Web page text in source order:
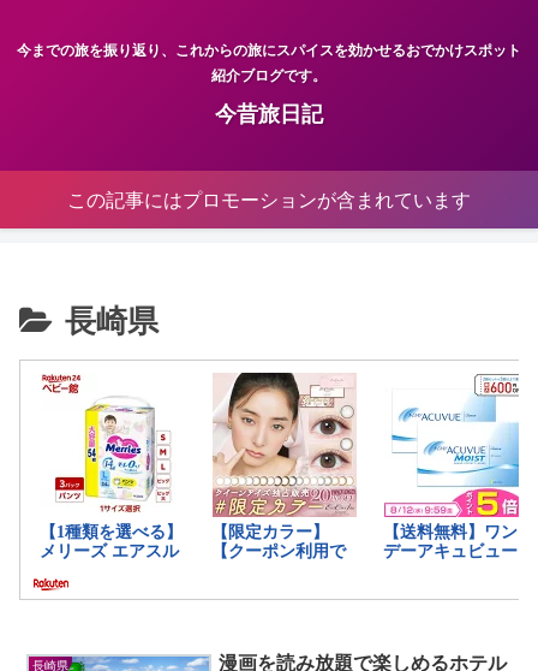
今までの旅を振り返り、これからの旅にスパイスを効かせるおでかけスポット
紹介ブログです。
今昔旅日記
この記事にはプロモーションが含まれています
長崎県
長崎県
漫画を読み放題で楽しめるホテル